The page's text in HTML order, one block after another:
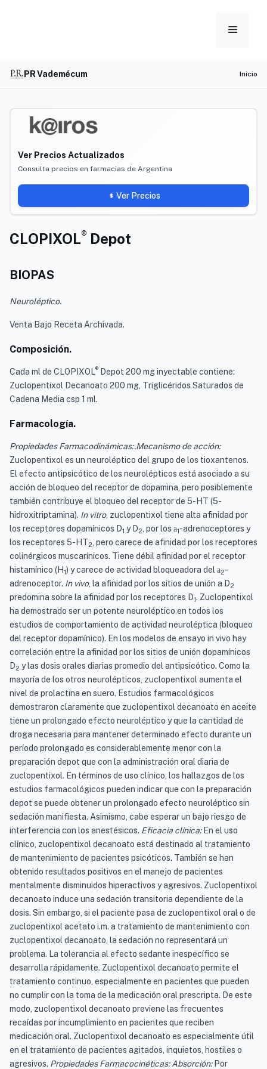
Menu
PR Vademécum Inicio
Ver Precios Actualizados
Consulta precios en farmacias de Argentina
Ver Precios
CLOPIXOL® Depot
BIOPAS
Neuroléptico.
Venta Bajo Receta Archivada.
Composición.
Cada ml de CLOPIXOL® Depot 200 mg inyectable contiene:
Zuclopentixol Decanoato 200 mg, Triglicéridos Saturados de
Cadena Media csp 1 ml.
Farmacología.
Propiedades Farmacodinámicas:.Mecanismo de acción:
Zuclopentixol es un neuroléptico del grupo de los tioxantenos.
El efecto antipsicótico de los neurolépticos está asociado a su
acción de bloqueo del receptor de dopamina, pero posiblemente
también contribuye el bloqueo del receptor de 5-HT (5-
hidroxitriptamina). In vitro, zuclopentixol tiene alta afinidad por
los receptores dopamínicos D1 y D2 , por los a1-adrenoceptores y
los receptores 5-HT2 , pero carece de afinidad por los receptores
colinérgicos muscarínicos. Tiene débil afinidad por el receptor
histamínico (H1) y carece de actividad bloqueadora del a2-
adrenoceptor. In vivo, la afinidad por los sitios de unión a D2
predomina sobre la afinidad por los receptores D1. Zuclopentixol
ha demostrado ser un potente neuroléptico en todos los
estudios de comportamiento de actividad neuroléptica (bloqueo
del receptor dopamínico). En los modelos de ensayo in vivo hay
correlación entre la afinidad por los sitios de unión dopamínicos
D2 y las dosis orales diarias promedio del antipsicótico. Como la
mayoría de los otros neurolépticos, zuclopentixol aumenta el
nivel de prolactina en suero. Estudios farmacológicos
demostraron claramente que zuclopentixol decanoato en aceite
tiene un prolongado efecto neuroléptico y que la cantidad de
droga necesaria para mantener determinado efecto durante un
período prolongado es considerablemente menor con la
preparación depot que con la administración oral diaria de
zuclopentixol. En términos de uso clínico, los hallazgos de los
estudios farmacológicos pueden indicar que con la preparación
depot se puede obtener un prolongado efecto neuroléptico sin
sedación manifiesta. Asimismo, cabe esperar un bajo riesgo de
interferencia con los anestésicos. Eficacia clínica: En el uso
clínico, zuclopentixol decanoato está destinado al tratamiento
de mantenimiento de pacientes psicóticos. También se han
obtenido resultados positivos en el manejo de pacientes
mentalmente disminuidos hiperactivos y agresivos. Zuclopentixol
decanoato induce una sedación transitoria dependiente de la
dosis. Sin embargo, si el paciente pasa de zuclopentixol oral o de
zuclopentixol acetato i.m. a tratamiento de mantenimiento con
zuclopentixol decanoato, la sedación no representará un
problema. La tolerancia al efecto sedante inespecífico se
desarrolla rápidamente. Zuclopentixol decanoato permite el
tratamiento continuo, especialmente en pacientes que pueden
no cumplir con la toma de la medicación oral prescripta. De este
modo, zuclopentixol decanoato previene las frecuentes
recaídas por incumplimiento en pacientes que reciben
medicación oral. Zuclopentixol decanoato es especialmente útil
en el tratamiento de pacientes agitados, inquietos, hostiles o
agresivos. Propiedades Farmacocinéticas: Absorción: Por